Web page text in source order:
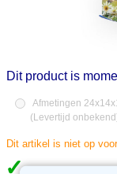
Dit product is
Afmetingen
(Levertijd onbekend
Dit artikel is niet op